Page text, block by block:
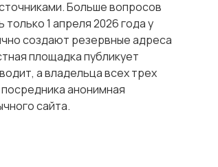
Больше вопросов
1 апреля 2026 года у
создают резервные адреса
площадка публикует
а владельца всех трех
анонимная
сайта.